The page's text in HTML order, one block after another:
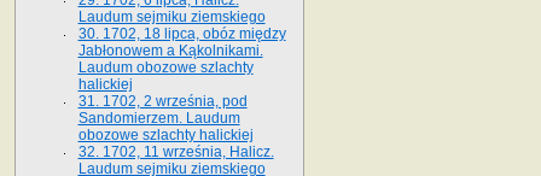
Laudum sejmiku ziemskiego
30. 1702, 18 lipca, obóz między
Jabłonowem a Kąkolnikami.
Laudum obozowe szlachty
halickiej
31. 1702, 2 września, pod
Sandomierzem. Laudum
obozowe szlachty halickiej
32. 1702, 11 września, Halicz.
Laudum sejmiku ziemskiego